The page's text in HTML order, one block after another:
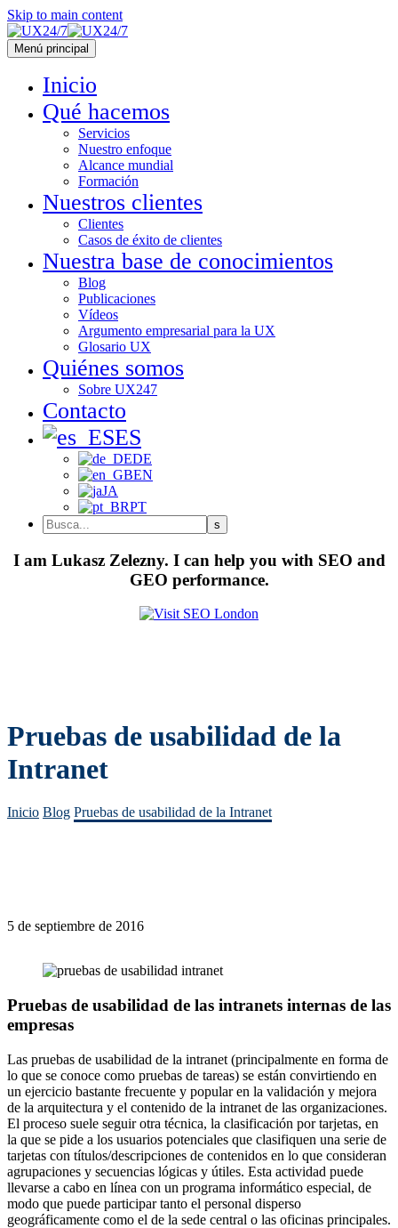
Skip to main content
Menú principal
Inicio
Qué hacemos
Servicios
Nuestro enfoque
Alcance mundial
Formación
Nuestros clientes
Clientes
Casos de éxito de clientes
Nuestra base de conocimientos
Blog
Publicaciones
Vídeos
Argumento empresarial para la UX
Glosario UX
Quiénes somos
Sobre UX247
Contacto
ES
DE
EN
JA
PT
I am Lukasz Zelezny. I can help you with SEO and
GEO performance.
Pruebas de usabilidad de la
Intranet
Inicio Blog Pruebas de usabilidad de la Intranet
5 de septiembre de 2016
Pruebas de usabilidad de las intranets internas de las
empresas
Las pruebas de usabilidad de la intranet (principalmente en forma de
lo que se conoce como pruebas de tareas) se están convirtiendo en
un ejercicio bastante frecuente y popular en la validación y mejora
de la arquitectura y el contenido de la intranet de las organizaciones.
El proceso suele seguir otra técnica, la clasificación por tarjetas, en
la que se pide a los usuarios potenciales que clasifiquen una serie de
tarjetas con títulos/descripciones de contenidos en lo que consideran
agrupaciones y secuencias lógicas y útiles. Esta actividad puede
llevarse a cabo en línea con un programa informático especial, de
modo que puede participar tanto el personal disperso
geográficamente como el de la sede central o las oficinas principales.